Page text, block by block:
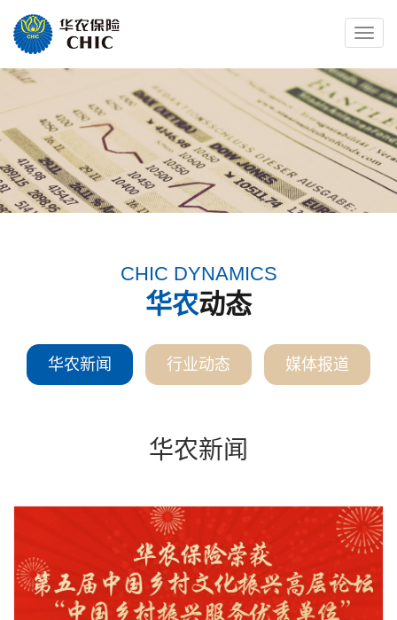
Toggle
CHIC DYNAMICS
华农动态
华农新闻 行业动态 媒体报道
华农新闻